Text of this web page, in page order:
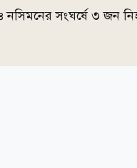
নসিমনের সংঘর্ষে ৩ জন